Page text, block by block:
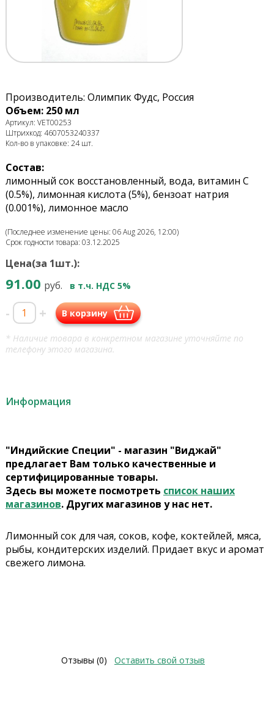
Производитель: Олимпик Фудс, Россия
Объем: 250 мл
Артикул: VET00253
Штрихкод: 4607053240337
Кол-во в упаковке: 24 шт.
Состав:
лимонный сок восстановленный, вода, витамин С
(0.5%), лимонная кислота (5%), бензоат натрия
(0.001%), лимонное масло
(Последнее изменение цены: 06 Aug 2026, 12:00)
Срок годности товара: 03.12.2025
Цена(за 1шт.):
91.00 руб. в т.ч. НДС 5%
- + В корзину
* Наличие товара в конкретном магазине уточняйте по
телефону этого магазина.
Информация
"Индийские Специи" - магазин "Виджай"
предлагает Вам только качественные и
сертифицированные товары.
Здесь вы можете посмотреть список наших
магазинов. Других магазинов у нас нет.
Лимонный сок для чая, соков, кофе, коктейлей, мяса,
рыбы, кондитерских изделий. Придает вкус и аромат
свежего лимона.
Отзывы (0) Оставить свой отзыв